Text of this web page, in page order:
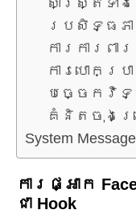
សាស្ត្រទាំងន
ប្រសិទ្ធភ
ការការព
ការបោកប្រ
បច្ចេកវិទ្
គំនិតចុងក្
System
ការផ្អាក
ជា Hook